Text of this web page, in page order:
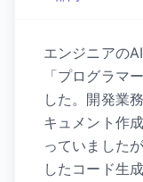
エンジニアの
「プログラマ
した。開発業
キュメント作
っていました
したコード生